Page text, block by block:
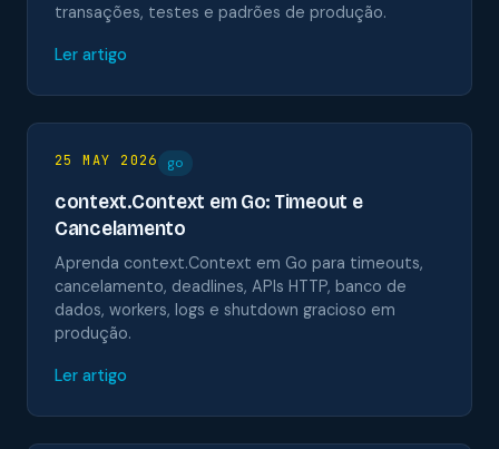
transações, testes e padrões de produção.
Ler artigo
25 MAY 2026 go
context.Context em Go: Timeout e
Cancelamento
Aprenda context.Context em Go para timeouts,
cancelamento, deadlines, APIs HTTP, banco de
dados, workers, logs e shutdown gracioso em
produção.
Ler artigo